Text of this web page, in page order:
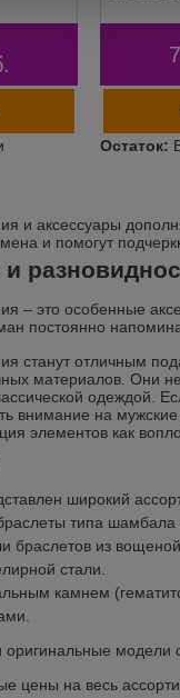
и аксессуары
и помогут
– это особенные
постоянно
станут отличным
материалов. Они
одеждой.
внимание на
элементов как
широкий
типа шамбала
браслетов из вощеной
стали.
камнем
модели
цены на весь